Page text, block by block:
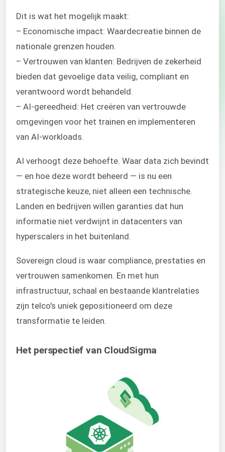
Dit is wat het mogelijk maakt:
– Economische impact: Waardecreatie binnen de
nationale grenzen houden.
– Vertrouwen van klanten: Bedrijven de zekerheid
bieden dat gevoelige data veilig, compliant en
verantwoord wordt behandeld.
– AI-gereedheid: Het creëren van vertrouwde
omgevingen voor het trainen en implementeren
van AI-workloads.
AI verhoogt deze behoefte. Waar data zich bevindt
— en hoe deze wordt beheerd — is nu een
strategische keuze, niet alleen een technische.
Landen en bedrijven willen garanties dat hun
informatie niet verdwijnt in datacenters van
hyperscalers in het buitenland.
Sovereign cloud is waar compliance, prestaties en
vertrouwen samenkomen. En met hun
infrastructuur, schaal en bestaande klantrelaties
zijn telco's uniek gepositioneerd om deze
transformatie te leiden.
Het perspectief van CloudSigma